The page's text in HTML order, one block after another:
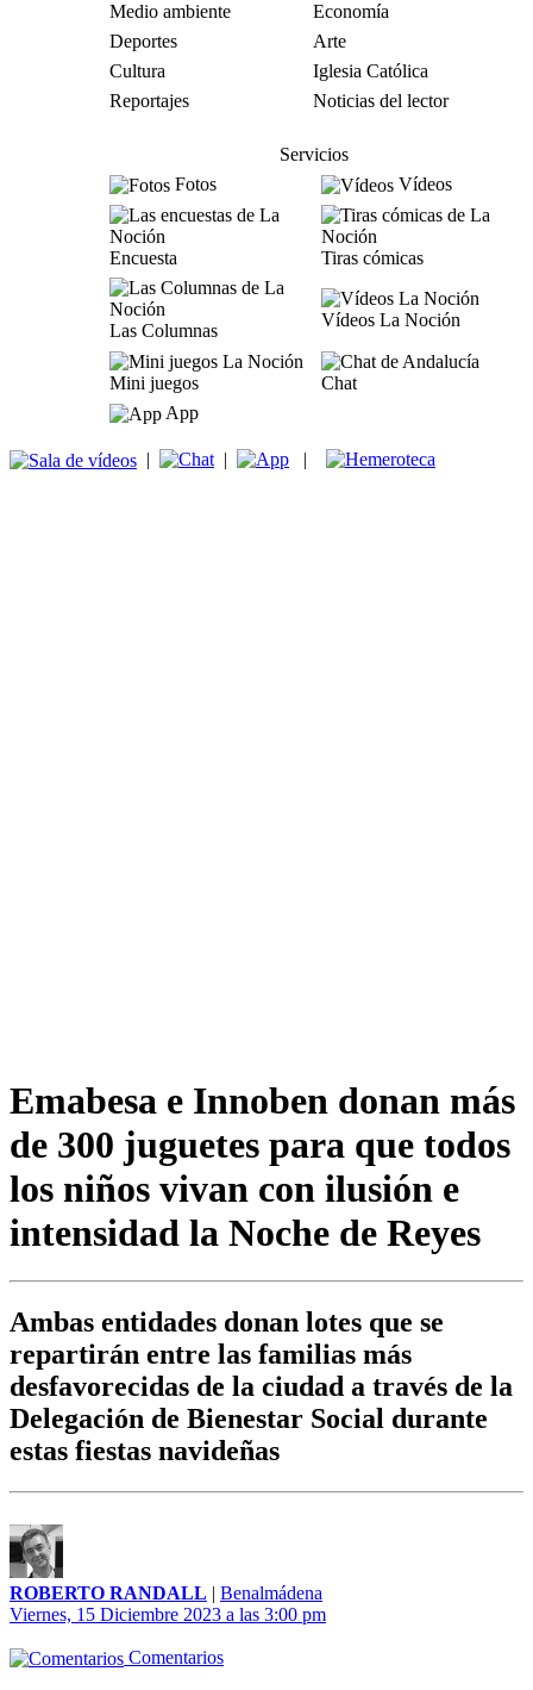
Medio ambiente
Economía
Deportes
Arte
Cultura
Iglesia Católica
Reportajes
Noticias del lector
Servicios
Fotos
Vídeos
Encuesta Tiras cómicas
Las Columnas
Vídeos La Noción
Mini juegos
Chat
App
| | |
Emabesa e Innoben donan más
de 300 juguetes para que todos
los niños vivan con ilusión e
intensidad la Noche de Reyes
Ambas entidades donan lotes que se
repartirán entre las familias más
desfavorecidas de la ciudad a través de la
Delegación de Bienestar Social durante
estas fiestas navideñas
ROBERTO RANDALL | Benalmádena
Viernes, 15 Diciembre 2023 a las 3:00 pm
Comentarios